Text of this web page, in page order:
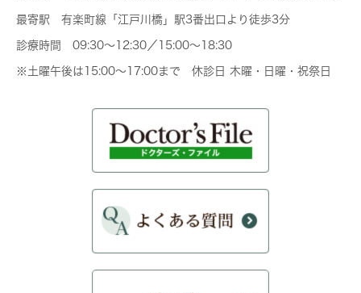
最寄駅 有楽町線「江戸川橋」駅3番出口より徒歩3分
診療時間 09:30～12:30／15:00～18:30
※土曜午後は15:00～17:00まで 休診日 木曜・日曜・祝祭日